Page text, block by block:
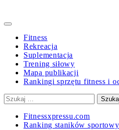
Primary
Fitness
Rekreacja
Suplementacja
Trening siłowy
Mapa publikacji
Rankingi sprzętu fitness i
Szukaj:
Fitnessxpressu.com
Ranking staników